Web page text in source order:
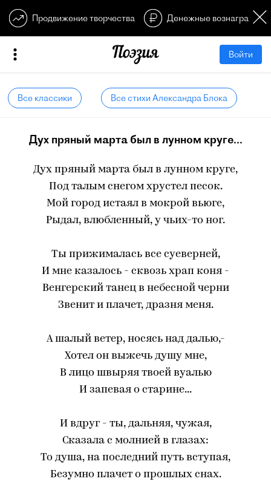
Продвижение творчества Денежные
Войти
Все классики Все стихи Александра Блока
Дух пряный марта был в лунном круге...
Дух пряный марта был в лунном круге,
Под талым снегом хрустел песок.
Мой город истаял в мокрой вьюге,
Рыдал, влюбленный, у чьих-то ног.
Ты прижималась все суеверней,
И мне казалось - сквозь храп коня -
Венгерский танец в небесной черни
Звенит и плачет, дразня меня.
А шалый ветер, носясь над далью,-
Хотел он выжечь душу мне,
В лицо швыряя твоей вуалью
И запевая о старине...
И вдруг - ты, дальняя, чужая,
Сказала с молнией в глазах:
То душа, на последний путь вступая,
Безумно плачет о прошлых снах.